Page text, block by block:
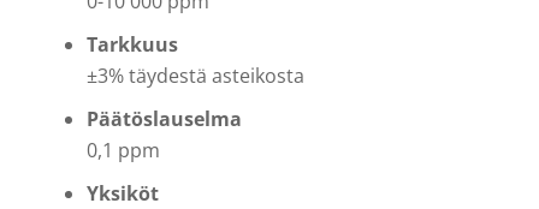
Tarkkuus
±3% täydestä asteikosta
Päätöslauselma
0,1 ppm
Yksiköt